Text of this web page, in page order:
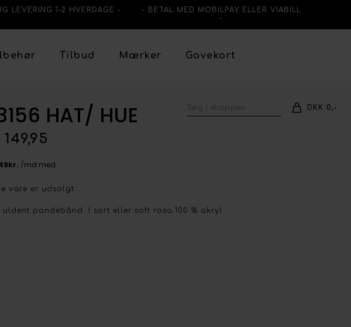
LEVERING 1-2 HVERDAGE -
- BETAL MED MOBILPAY ELLER VIABILL
-
Tilbud Mærker Gavekort
DKK 0,-
HAT/ HUE
149,95
vare er udsolgt
uldent pandebånd. I sort eller soft rosa.100 % akryl.